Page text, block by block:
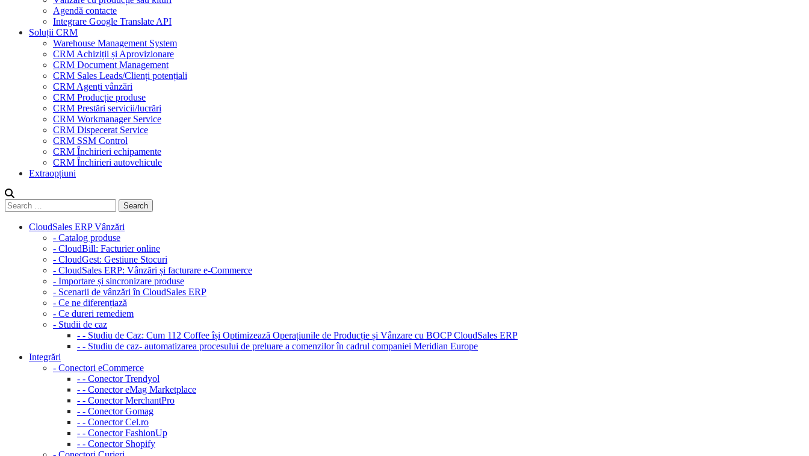
Agendă contacte
Integrare Google Translate API
Soluții CRM
Warehouse Management System
CRM Achiziții și Aprovizionare
CRM Document Management
CRM Sales Leads/Clienți potențiali
CRM Agenți vânzări
CRM Producție produse
CRM Prestări servicii/lucrări
CRM Workmanager Service
CRM Dispecerat Service
CRM SSM Control
CRM Închirieri echipamente
CRM Închirieri autovehicule
Extraopțiuni
CloudSales ERP Vânzări
- Catalog produse
- CloudBill: Facturier online
- CloudGest: Gestiune Stocuri
- CloudSales ERP: Vânzări și facturare e-Commerce
- Importare și sincronizare produse
- Scenarii de vânzări în CloudSales ERP
- Ce ne diferențiază
- Ce dureri remediem
- Studii de caz
- - Studiu de Caz: Cum 112 Coffee își Optimizează Operațiunile de Producție și Vânzare cu BOCP CloudSales ERP
- - Studiu de caz- automatizarea procesului de preluare a comenzilor în cadrul companiei Meridian Europe
Integrări
- Conectori eCommerce
- - Conector Trendyol
- - Conector eMag Marketplace
- - Conector MerchantPro
- - Conector Gomag
- - Conector Cel.ro
- - Conector FashionUp
- - Conector Shopify